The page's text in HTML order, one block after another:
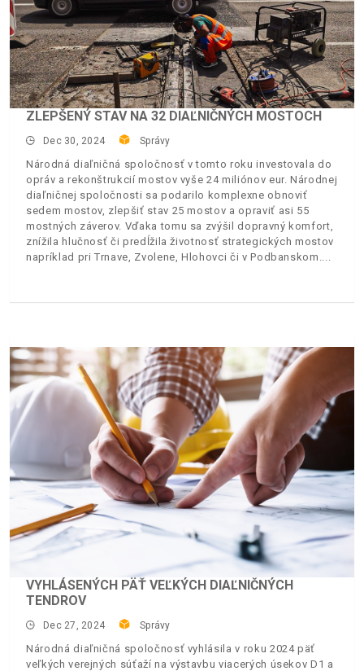
ZLEPŠENÝ STAV NA 32 DIAĽNIČNÝCH MOSTOCH
Dec 30, 2024 Správy
Národná diaľničná spoločnosť v tomto roku investovala do
opráv a rekonštrukcií mostov vyše 24 miliónov eur. Národnej
diaľničnej spoločnosti sa podarilo komplexne obnoviť
sedem mostov, zlepšiť stav 25 mostov a opraviť asi 55
mostných záverov. Vďaka tomu sa zvýšil dopravný komfort,
znížila hlučnosť či predĺžila životnosť strategických mostov
napríklad pri Trnave, Zvolene, Hlohovci či v Podbanskom.
VYHLÁSENÝCH PÄŤ VEĽKÝCH DIAĽNIČNÝCH
TENDROV
Dec 27, 2024 Správy
Národná diaľničná spoločnosť vyhlásila v roku 2024 päť
veľkých verejných súťaží na výstavbu viacerých úsekov D1 a